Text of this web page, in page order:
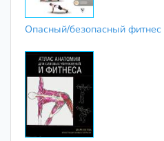
Опасный/безопасный фитнес